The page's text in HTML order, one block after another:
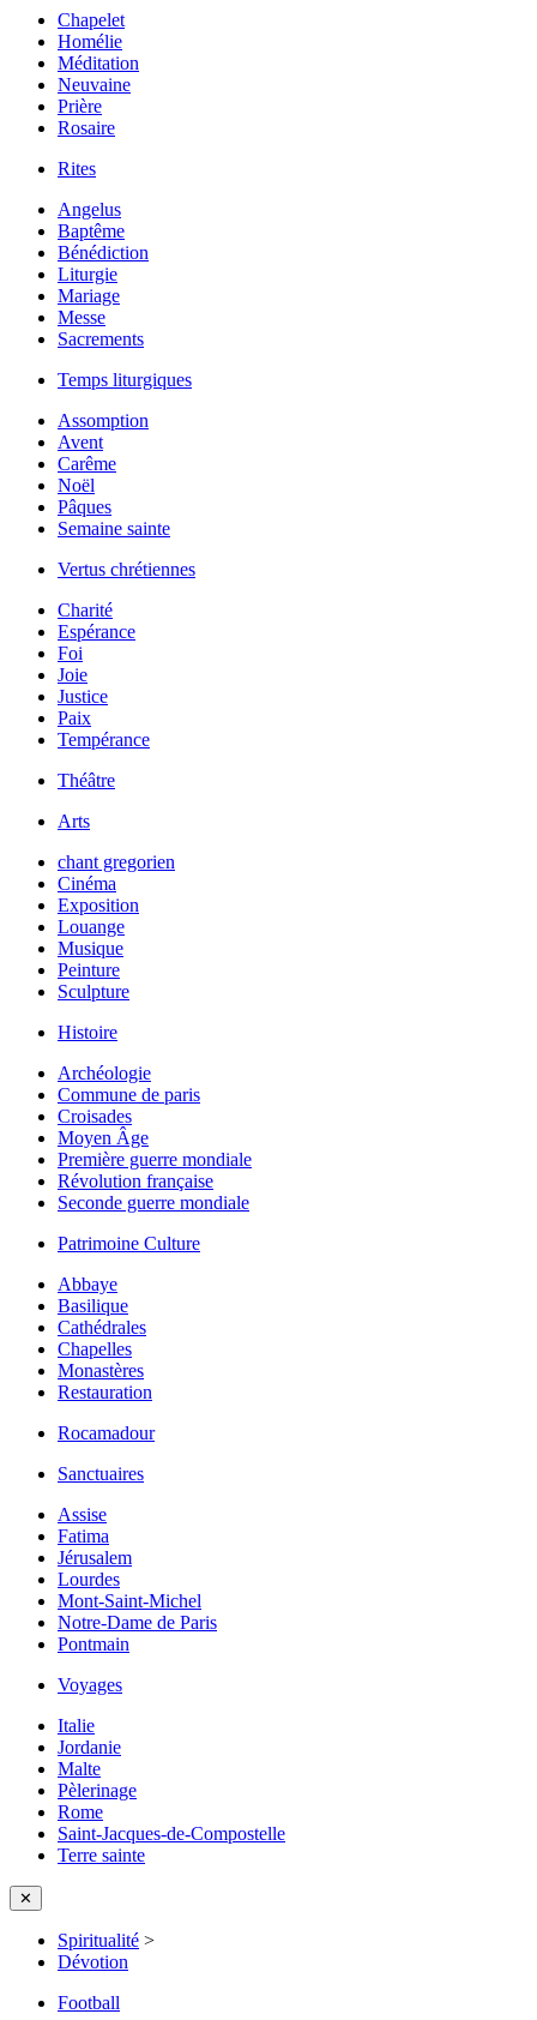
Chapelet
Homélie
Méditation
Neuvaine
Prière
Rosaire
Rites
Angelus
Baptême
Bénédiction
Liturgie
Mariage
Messe
Sacrements
Temps liturgiques
Assomption
Avent
Carême
Noël
Pâques
Semaine sainte
Vertus chrétiennes
Charité
Espérance
Foi
Joie
Justice
Paix
Tempérance
Théâtre
Arts
chant gregorien
Cinéma
Exposition
Louange
Musique
Peinture
Sculpture
Histoire
Archéologie
Commune de paris
Croisades
Moyen Âge
Première guerre mondiale
Révolution française
Seconde guerre mondiale
Patrimoine Culture
Abbaye
Basilique
Cathédrales
Chapelles
Monastères
Restauration
Rocamadour
Sanctuaires
Assise
Fatima
Jérusalem
Lourdes
Mont-Saint-Michel
Notre-Dame de Paris
Pontmain
Voyages
Italie
Jordanie
Malte
Pèlerinage
Rome
Saint-Jacques-de-Compostelle
Terre sainte
✕
Spiritualité >
Dévotion
Football